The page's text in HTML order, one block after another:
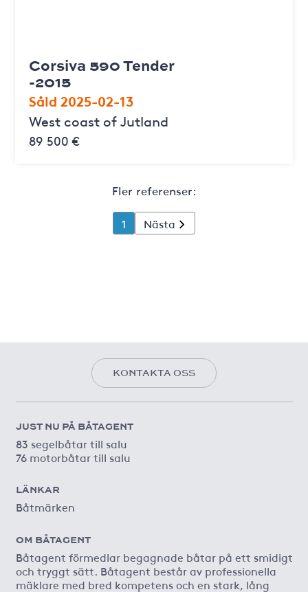
Corsiva 590 Tender
-2015
Såld 2025-02-13
West coast of Jutland
89 500 €
Fler referenser:
1 Nästa
KONTAKTA OSS
JUST NU PÅ BÅTAGENT
83 segelbåtar till salu
76 motorbåtar till salu
LÄNKAR
Båtmärken
OM BÅTAGENT
Båtagent förmedlar begagnade båtar på ett smidigt
och tryggt sätt. Båtagent består av professionella
mäklare med bred kompetens och en stark, lång